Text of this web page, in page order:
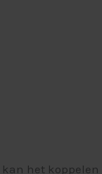
het